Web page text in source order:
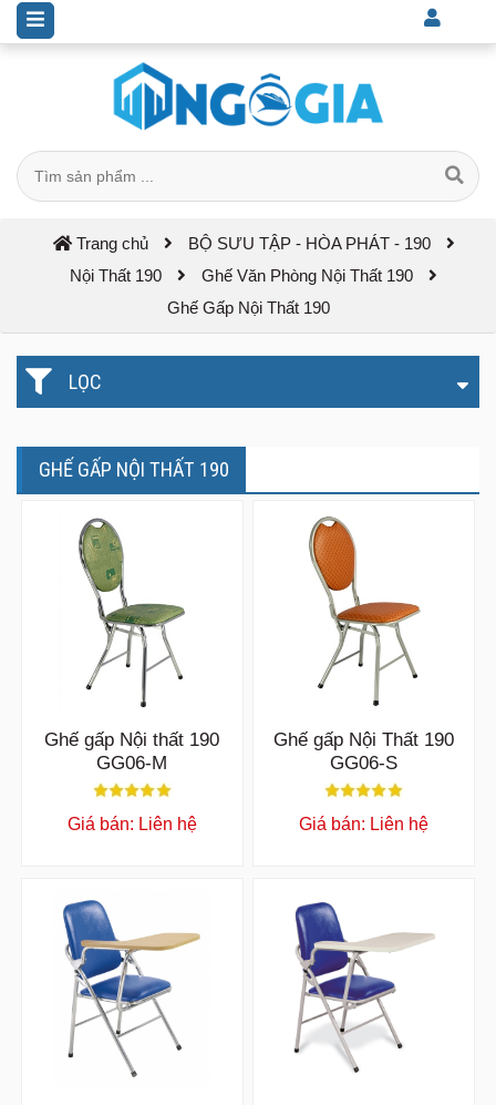
Trang chủ
BỘ SƯU TẬP - HÒA PHÁT - 190
Nội Thất 190
Ghế Văn Phòng Nội Thất 190
Ghế Gấp Nội Thất 190
LỌC
GHẾ GẤP NỘI THẤT 190
Ghế gấp Nội thất 190
GG06-M
Giá bán: Liên hệ
Ghế gấp Nội Thất 190
GG06-S
Giá bán: Liên hệ